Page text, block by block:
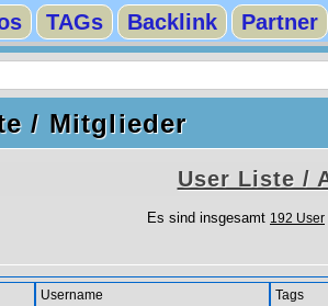
TAGs Backlink Partner
/ Mitglieder
User Liste /
Es sind insgesamt 192 User
Username Tags